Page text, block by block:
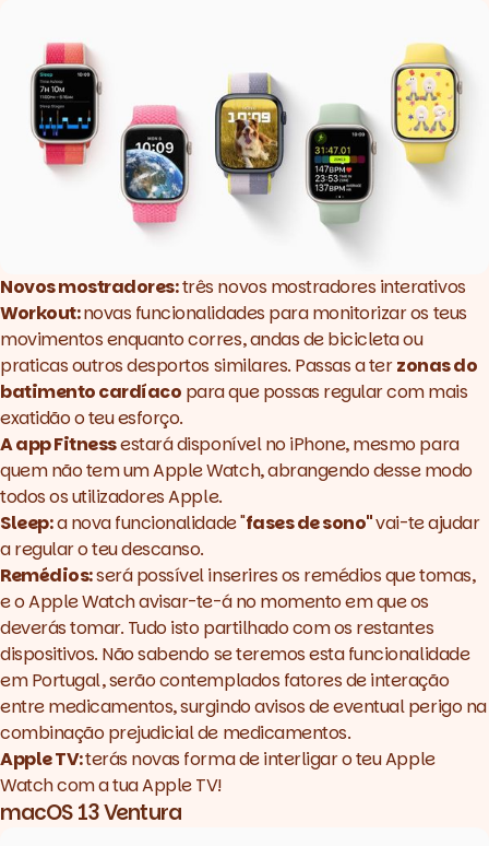
Novos mostradores:três novos mostradores interativos
Workout:novas funcionalidades para monitorizar os teus
movimentos enquanto corres, andas de bicicleta ou
praticas outros desportos similares. Passas a terzonas do
batimento cardíaco para que possas regular com mais
exatidão o teu esforço.
A app Fitnessestará disponível no iPhone, mesmo para
quem não tem um Apple Watch, abrangendo desse modo
todos os utilizadores Apple.
Sleep:a nova funcionalidade "fases de sono"vai-te ajudar
a regular o teu descanso.
Remédios:será possível inserires os remédios que tomas,
e o Apple Watch avisar-te-á no momento em que os
deverás tomar. Tudo isto partilhado com os restantes
dispositivos. Não sabendo se teremos esta funcionalidade
em Portugal, serão contemplados fatores de interação
entre medicamentos, surgindo avisos de eventual perigo na
combinação prejudicial de medicamentos.
Apple TV:terás novas forma de interligar o teu Apple
Watch com a tua Apple TV!
macOS 13 Ventura